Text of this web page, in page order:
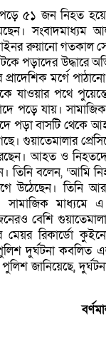
পড়ে ৫১ জন নিহত
রুয়ানো গতকাল
পড়াদের
মর্গে
যাওয়ার পথে
পড়ে যায়।
পড়া বাসটি থেকে
গুয়াতেমালার
আহত ও নিহতদের
তিনি বলেন, ‘আমি
উঠেছেন। তিনি
সামাজিক
বেশি
মেয়র রিকার্ডো
দুর্ঘটনা কবলিত
জানিয়েছে,